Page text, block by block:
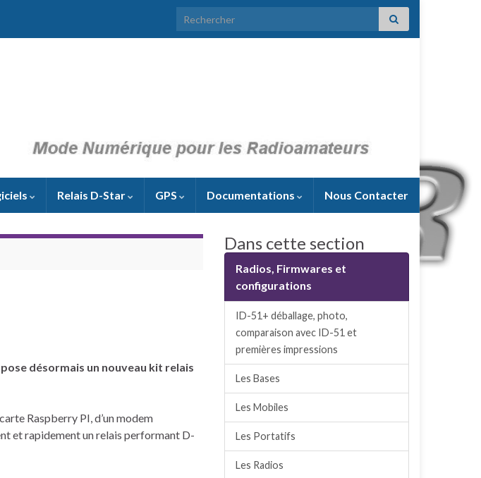
Search for:
Relais D-Star GPS Documentations Nous Contacter
désormais un nouveau kit relais
Raspberry PI, d’un modem
et rapidement un relais performant D-
Dans cette section
Radios, Firmwares et
configurations
ID-51+ déballage, photo,
comparaison avec ID-51 et
premières impressions
Les Bases
Les Mobiles
Les Portatifs
Les Radios